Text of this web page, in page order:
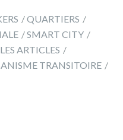
QUARTIERS
SMART CITY
ARTICLES
TRANSITOIRE